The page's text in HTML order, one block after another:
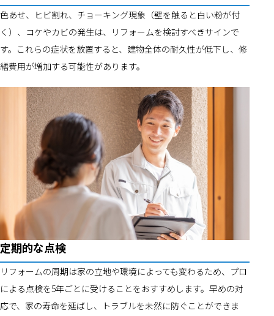
色あせ、ヒビ割れ、チョーキング現象（壁を触ると白い粉が付
く）、コケやカビの発生は、リフォームを検討すべきサインで
す。これらの症状を放置すると、建物全体の耐久性が低下し、修
繕費用が増加する可能性があります。
定期的な点検
リフォームの周期は家の立地や環境によっても変わるため、プロ
による点検を5年ごとに受けることをおすすめします。早めの対
応で、家の寿命を延ばし、トラブルを未然に防ぐことができま